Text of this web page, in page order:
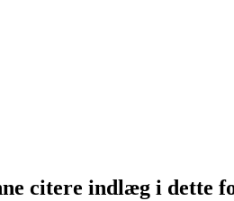
citere indlæg i dette